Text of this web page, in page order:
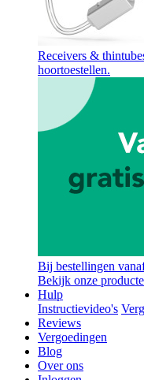
Receivers &
hoortoestellen.
Bij bestellingen
Bekijk onze
Hulp
Instructievideo's
Reviews
Vergoedingen
Blog
Over ons